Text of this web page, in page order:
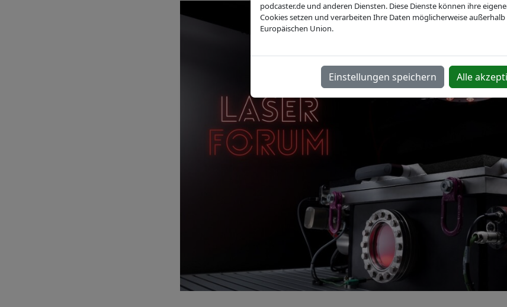
podcaster.de und anderen Diensten. Diese Dienste können ihre
Cookies setzen und verarbeiten Ihre Daten möglicherweise
Europäischen Union.
Einstellungen speichern Alle